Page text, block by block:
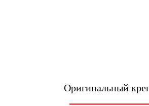
Оригинальный